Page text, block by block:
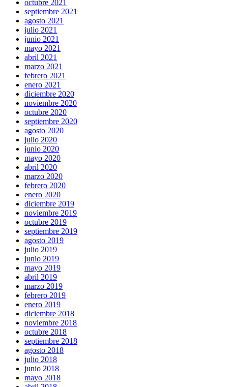
octubre 2021
septiembre 2021
agosto 2021
julio 2021
junio 2021
mayo 2021
abril 2021
marzo 2021
febrero 2021
enero 2021
diciembre 2020
noviembre 2020
octubre 2020
septiembre 2020
agosto 2020
julio 2020
junio 2020
mayo 2020
abril 2020
marzo 2020
febrero 2020
enero 2020
diciembre 2019
noviembre 2019
octubre 2019
septiembre 2019
agosto 2019
julio 2019
junio 2019
mayo 2019
abril 2019
marzo 2019
febrero 2019
enero 2019
diciembre 2018
noviembre 2018
octubre 2018
septiembre 2018
agosto 2018
julio 2018
junio 2018
mayo 2018